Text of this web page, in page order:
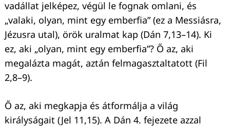
vadállat jelképez, végül le fognak omlani, és
„valaki, olyan, mint egy emberfia” (ez a Messiásra,
Jézusra utal), örök uralmat kap (Dán 7,13–14). Ki
ez, aki „olyan, mint egy emberfia”? Ő az, aki
megalázta magát, aztán felmagasztaltatott (Fil
2,8–9).
Ő az, aki megkapja és átformálja a világ
királyságait (Jel 11,15). A Dán 4. fejezete azzal
Keresés: